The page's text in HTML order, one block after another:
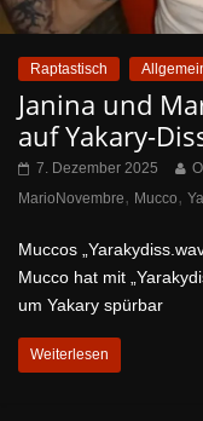
Raptastisch
Janina und
auf Yakary-
7. Dezember 2025
MarioNovembre, Mucco,
Muccos
Mucco hat mit
um Yakary spürbar
Weiterlesen